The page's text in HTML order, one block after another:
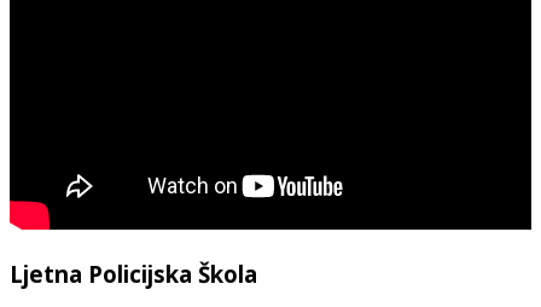
Ljetna Policijska Škola